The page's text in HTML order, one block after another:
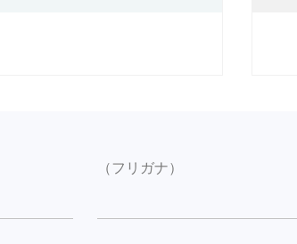
（フリガナ）